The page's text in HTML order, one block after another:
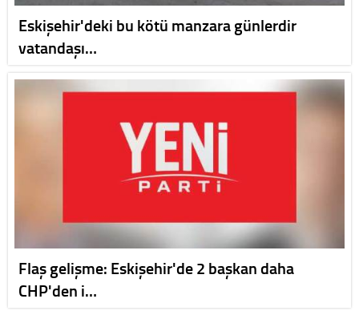
Eskişehir'deki bu kötü manzara günlerdir
vatandaşı…
Flaş gelişme: Eskişehir'de 2 başkan daha
CHP'den i…